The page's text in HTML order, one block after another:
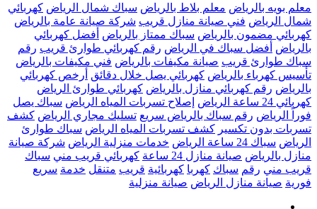
معلم بويه بالرياض معلم بلاط بالرياض سباك شمال الرياض كهربائي
شمال الرياض فني صيانة منازل قريب شركة صيانة عامة بالرياض
كهربائي مضمون بالرياض سباك ممتاز بالرياض أفضل كهربائي
بالرياض أفضل سباك في الرياض رقم كهربائي طوارئ قريب رقم
سباك طوارئ قريب صيانة مكيفات بالرياض فني مكيفات بالرياض
تأسيس كهرباء بالرياض كهربائي يصل خلال دقائق أرخص كهربائي
بالرياض رقم كهربائي منازل بالرياض كهربائي طوارئ الرياض
كهربائي 24 ساعة الرياض
إصلاح تسربات المياه الرياض سباك يصل
فوراً الرياض رقم سباك بالرياض سريع تسليك مجاري الرياض كشف
تسربات بدون تكسير كشف تسربات المياه الرياض سباك طوارئ
الرياض سباك 24 ساعة الرياض خدمات منزلية الرياض شركة صيانة
منازل بالرياض صيانة منازل 24 ساعة كهربائي قريب مني سباك
قريب مني رقم سباك كهربا كهربائية قريب متنقل خدمة سريع
فورية صيانة منازل الرياض صيانة منزلية